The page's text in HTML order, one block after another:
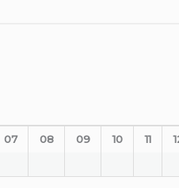
07 08 09 10 11